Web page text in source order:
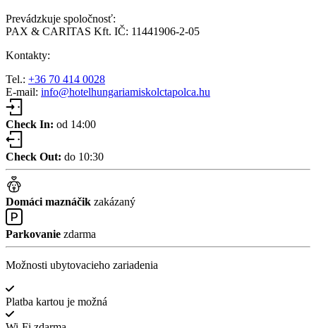
Prevádzkuje spoločnosť:
PAX & CARITAS Kft. IČ: 11441906-2-05
Kontakty:
Tel.: +36 70 414 0028
E-mail: info@hotelhungariamiskolctapolca.hu
Check In: od 14:00
Check Out: do 10:30
Domáci maznáčik zakázaný
Parkovanie zdarma
Možnosti ubytovacieho zariadenia
Platba kartou je možná